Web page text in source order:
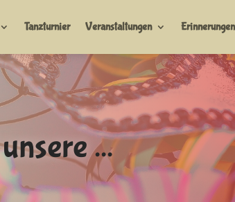
Tanzturnier Veranstaltungen Erinnerungen
...